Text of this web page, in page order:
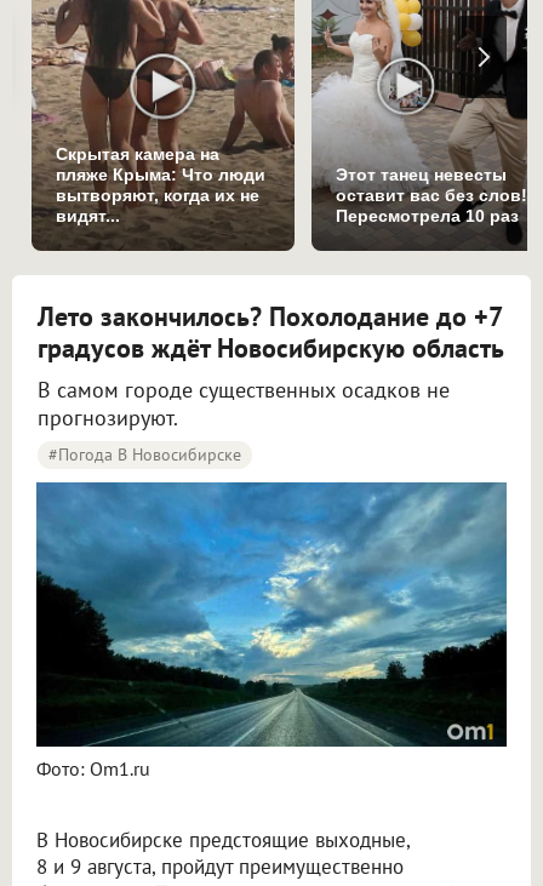
Скрытая камера на
пляже Крыма: Что люди
вытворяют, когда их не
видят...
Этот танец невесты
оставит вас без слов!
Пересмотрела 10 раз
Лето закончилось? Похолодание до +7
градусов ждёт Новосибирскую область
В самом городе существенных осадков не
прогнозируют.
#Погода В Новосибирске
Фото: Om1.ru
В Новосибирске предстоящие выходные,
8 и 9 августа, пройдут преимущественно